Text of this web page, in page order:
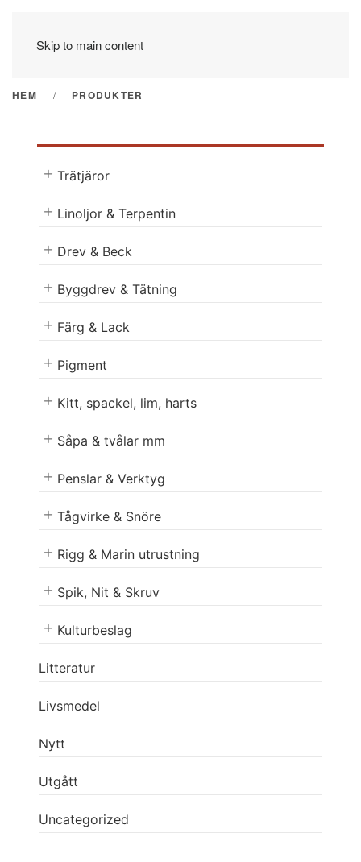
Skip to main content
HEM PRODUKTER
Trätjäror
Linoljor & Terpentin
Drev & Beck
Byggdrev & Tätning
Färg & Lack
Pigment
Kitt, spackel, lim, harts
Såpa & tvålar mm
Penslar & Verktyg
Tågvirke & Snöre
Rigg & Marin utrustning
Spik, Nit & Skruv
Kulturbeslag
Litteratur
Livsmedel
Nytt
Utgått
Uncategorized